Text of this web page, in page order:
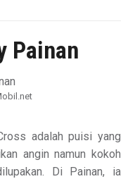
Painan
adalah puisi yang
angin namun kokoh
Di Painan, ia